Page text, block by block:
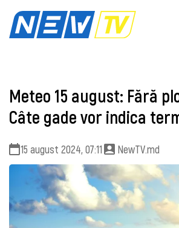
Meteo 15 august: Fără
Câte gade vor indica
15 august 2024, 07:11 NewTV.md